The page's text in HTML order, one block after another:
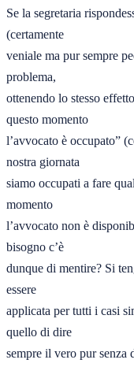
Se la segretaria
(certamente
veniale ma pur sempre
problema,
ottenendo lo stesso
questo momento
l’avvocato è occupato”
nostra giornata
siamo occupati a fare
momento
l’avvocato non è
bisogno c’è
dunque di mentire? Si
essere
applicata per tutti i casi
quello di dire
sempre il vero pur senza